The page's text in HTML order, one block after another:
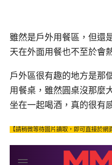
雖然是戶外用餐區，但還
天在外面用餐也不至於會
戶外區很有趣的地方是那
用餐桌，雖然圓桌沒那麼
坐在一起喝酒，真的很有
【請稍微等待圖片讀取，即可直接於網